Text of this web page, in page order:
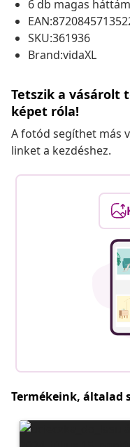
6 db magas
SKU:361936
Brand:vidaXL
Tetszik a vásárolt
képet róla!
A fotód segíthet más
linket a kezdéshez.
Termékeink, általad